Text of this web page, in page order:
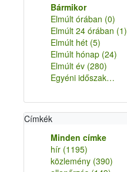
Bármikor
Elmúlt órában (0)
Elmúlt 24 órában (1)
Elmúlt hét (5)
Elmúlt hónap (24)
Elmúlt év (280)
Egyéni időszak…
Címkék
Minden címke
hír (1195)
közlemény (390)